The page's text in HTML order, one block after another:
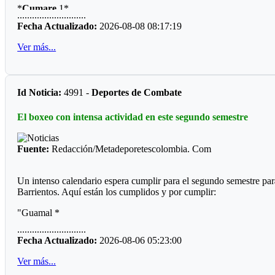
*Cumare 1*
Esta localidad debe su nombre al árbol llamado Cumare, donde
*Cumare
*Cumare3*
Deportistas reconocidos por la comunidad :Enrique Braidy
*Cumare
Cumaral reconocida por sus asaderos de carne a la llanera, tiene
*Cumare
El parque es atendido por un grupo de mujeres voluntarias, nos
1.En defensa del agua
2.Revocatoria de un Alcalde
3.En oportunidades a las mujeres.
............................
Fecha Actualizado: 2026-08-08 08:17:19
Ver más...
Id Noticia: 4991 -Deportes de Combate
El boxeo con intensa actividad en este segundo semestre
Fuente: Redacción/Metadeporetescolombia. Com
Un intenso calendario espera cumplir para el segundo semestre
Barrientos. Aquí están los cumplidos y por cumplir:
"Guamal *
El pasado fin de semana se cumplió en el polideportivo del
Miguel Medina.
Llamo la atención que el ring fue construido por la comunidad
............................
Fecha Actualizado: 2026-08-06 05:23:00
Ver más...